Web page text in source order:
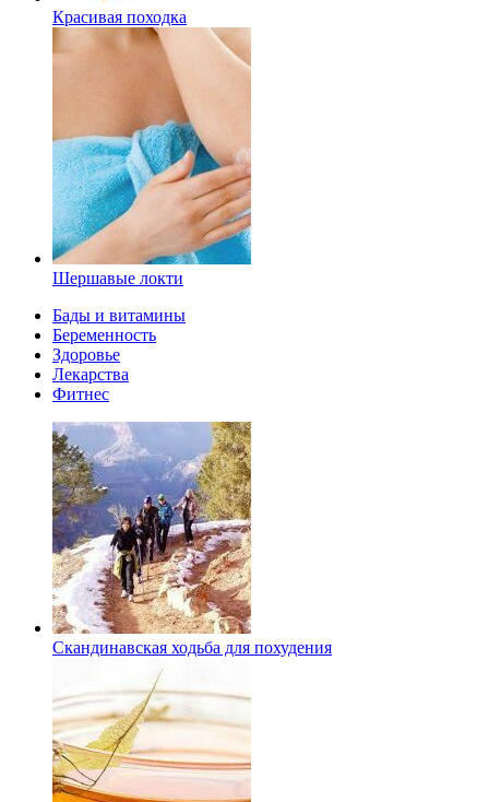
Красивая походка
Шершавые локти
Бады и витамины
Беременность
Здоровье
Лекарства
Фитнес
Скандинавская ходьба для похудения